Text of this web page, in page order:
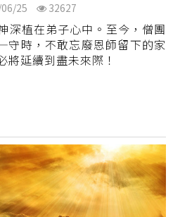
25 32627
深植在弟子心中。至今，僧團
守時，不敢忘廢恩師留下的家
將延續到盡未來際！